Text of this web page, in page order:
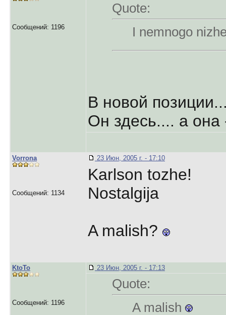
Сообщений: 1196
Quote:
I nemnogo
В новой
Он здесь.... а
Vorrona
Сообщений: 1134
23 Июн, 2005 г. - 17:10
Karlson tozhe!
Nostalgija
A malish?
KtoTo
Сообщений: 1196
23 Июн, 2005 г. - 17:13
Quote:
A malish